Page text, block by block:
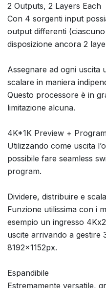
2 Outputs, 2 Layers Each
Con 4 sorgenti input
output differenti
disposizione ancora 2
Assegnare ad ogni uscita
scalare in maniera
Questo processore è in
limitazione alcuna.
4K*1K Preview +
Utilizzando come uscita
possibile fare seamless
program.
Dividere, distribuire e
Funzione utilissima con i
esempio un ingresso
uscite arrivando a gestire
8192x1152px.
Espandibile
Estremamente versatile,